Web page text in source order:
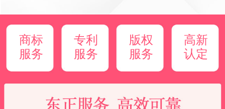
商标
服务
专利
服务
版权
服务
高新
认定